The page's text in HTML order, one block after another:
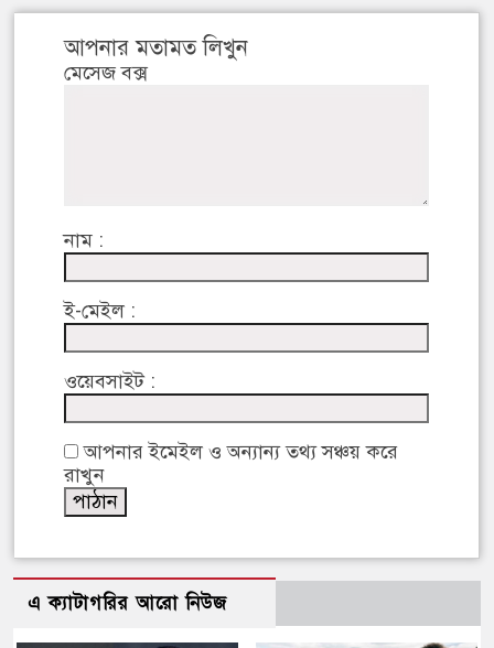
আপনার মতামত লিখুন
মেসেজ বক্স
নাম :
ই-মেইল :
ওয়েবসাইট :
আপনার ইমেইল ও অন্যান্য তথ্য সঞ্চয় করে
রাখুন
এ ক্যাটাগরির আরো নিউজ